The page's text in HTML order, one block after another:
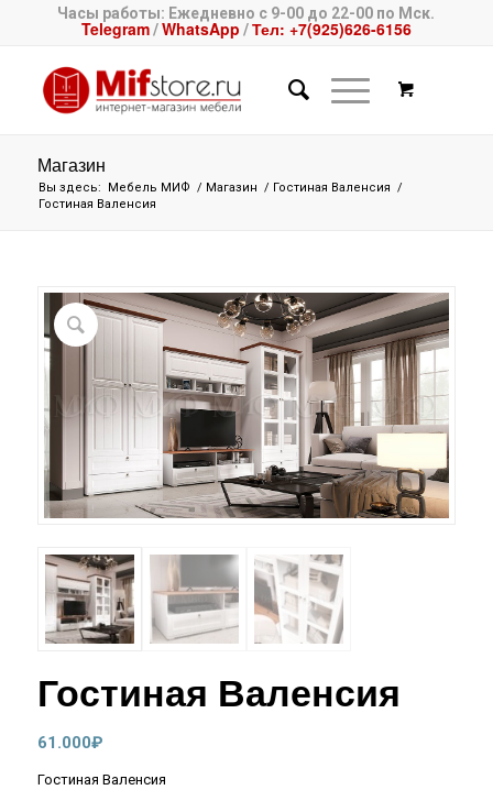
Часы работы: Ежедневно с 9-00 до 22-00 по Мск.
Telegram/WhatsApp /Тел: +7(925)626-6156
Магазин
Вы здесь: Мебель МИФ / Магазин / Гостиная Валенсия /
Гостиная Валенсия
Гостиная Валенсия
61.000₽
Гостиная Валенсия